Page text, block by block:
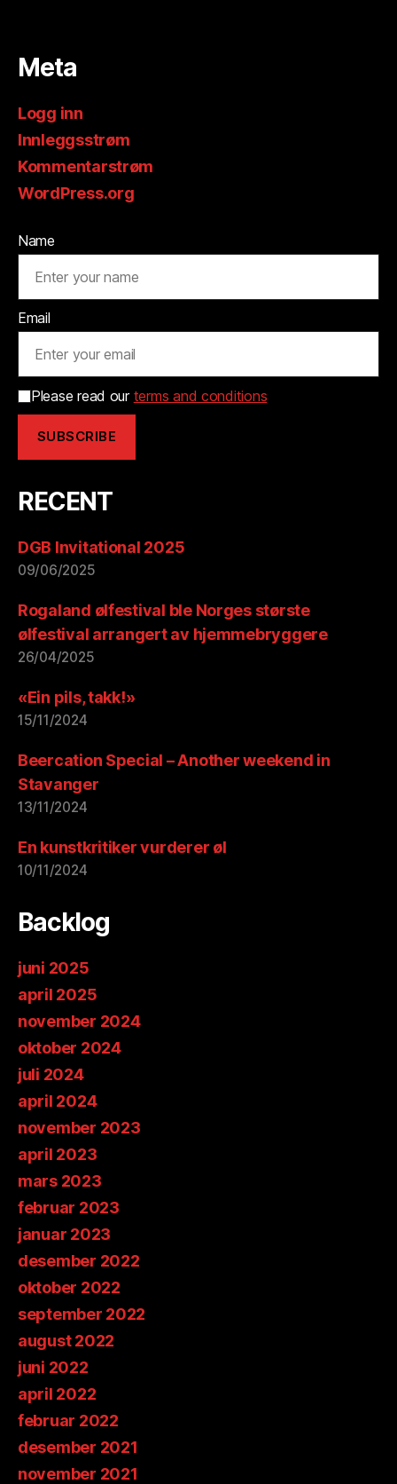
Meta
Logg inn
Innleggsstrøm
Kommentarstrøm
WordPress.org
Name
Email
Please read our terms and conditions
RECENT
DGB Invitational 2025
09/06/2025
Rogaland ølfestival ble Norges største
ølfestival arrangert av hjemmebryggere
26/04/2025
«Ein pils, takk!»
15/11/2024
Beercation Special – Another weekend in
Stavanger
13/11/2024
En kunstkritiker vurderer øl
10/11/2024
Backlog
juni 2025
april 2025
november 2024
oktober 2024
juli 2024
april 2024
november 2023
april 2023
mars 2023
februar 2023
januar 2023
desember 2022
oktober 2022
september 2022
august 2022
juni 2022
april 2022
februar 2022
desember 2021
november 2021